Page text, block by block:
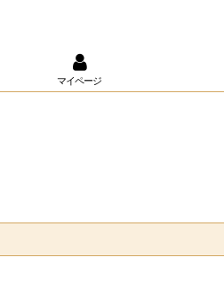
マイページ